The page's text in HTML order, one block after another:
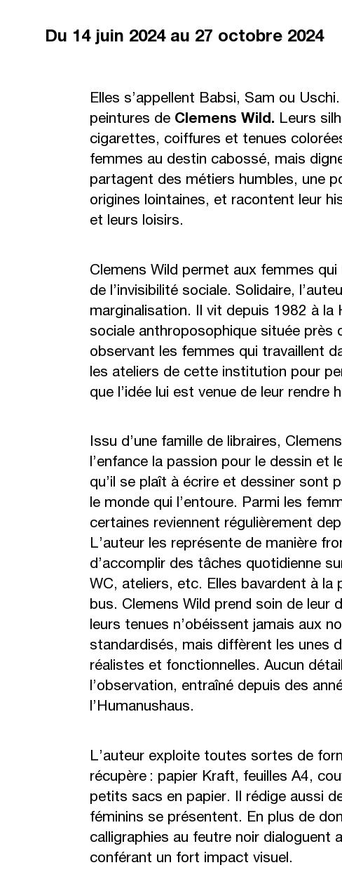
Du 14 juin 2024 au 27 octobre 2024
Elles s’appellent Babsi, Sam ou
peintures de Clemens Wild. Leurs
cigarettes, coiffures et tenues
femmes au destin cabossé, mais
partagent des métiers humbles, une
origines lointaines, et racontent leur
et leurs loisirs.
Clemens Wild permet aux femmes
de l’invisibilité sociale. Solidaire,
marginalisation. Il vit depuis 1982 à la
sociale anthroposophique située près
observant les femmes qui travaillent
les ateliers de cette institution pour
que l’idée lui est venue de leur rendre
Issu d’une famille de libraires,
l’enfance la passion pour le dessin et
qu’il se plaît à écrire et dessiner sont
le monde qui l’entoure. Parmi les
certaines reviennent régulièrement
L’auteur les représente de manière
d’accomplir des tâches quotidienne
WC, ateliers, etc. Elles bavardent à la
bus. Clemens Wild prend soin de leur
leurs tenues n’obéissent jamais aux
standardisés, mais diffèrent les unes
réalistes et fonctionnelles. Aucun
l’observation, entraîné depuis des
l’Humanushaus.
L’auteur exploite toutes sortes de
récupère : papier Kraft, feuilles A4,
petits sacs en papier. Il rédige aussi
féminins se présentent. En plus de
calligraphies au feutre noir dialoguent
conférant un fort impact visuel.